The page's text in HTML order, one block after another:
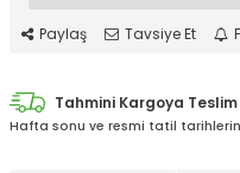
Paylaş Tavsiye Et
Tahmini Kargoya
Hafta sonu ve resmi tatil